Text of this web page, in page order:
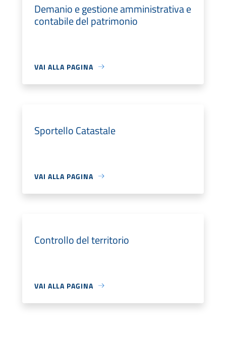
Demanio e gestione amministrativa e
contabile del patrimonio
VAI ALLA PAGINA
Sportello Catastale
VAI ALLA PAGINA
Controllo del territorio
VAI ALLA PAGINA